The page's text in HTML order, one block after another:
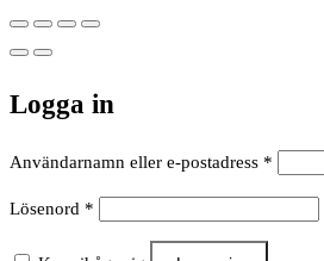
Logga in
Användarnamn eller e-postadress *
Lösenord *